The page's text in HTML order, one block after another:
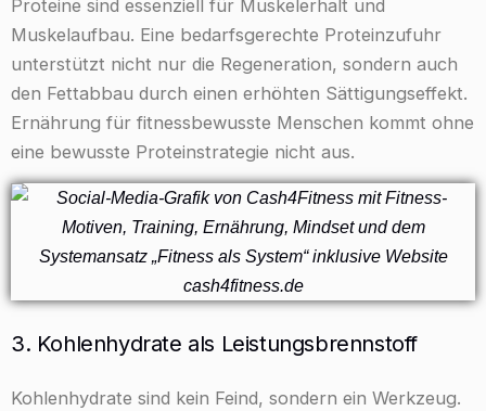
Proteine sind essenziell für Muskelerhalt und
Muskelaufbau. Eine bedarfsgerechte Proteinzufuhr
unterstützt nicht nur die Regeneration, sondern auch
den Fettabbau durch einen erhöhten Sättigungseffekt.
Ernährung für fitnessbewusste Menschen kommt ohne
eine bewusste Proteinstrategie nicht aus.
3. Kohlenhydrate als Leistungsbrennstoff
Kohlenhydrate sind kein Feind, sondern ein Werkzeug.